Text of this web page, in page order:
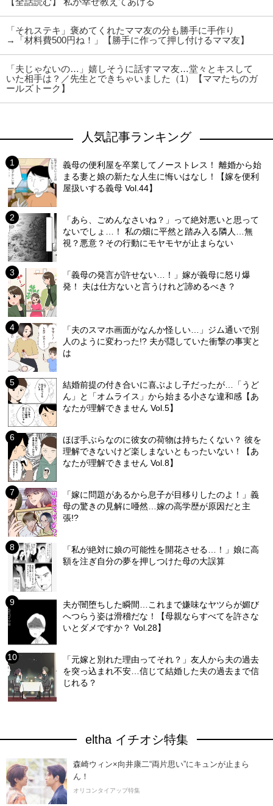
「それステキ」褒めてくれたママ友の分も勝手に手作り
→「材料費500円ね！」【勝手に作って押し付けるママ友】
「夫じゃないの…」嬉しそうに話すママ友…堂々とキスして
いた相手は？／先生とできちゃいました（1）【ママたちのガ
ールズトーク】
人気記事ランキング
義母の便利屋を卒業してノーストレス！ 離婚から始
まる妻と娘の新たな人生に悔いはなし！【嫁を便利
屋扱いする義母 Vol.44】
「あら、ごめんなさいね？」って絶対悪いと思って
ないでしょ…！ 私の畑に平然と踏み入る隣人…無
視？悪意？その行動にモヤモヤが止まらない
「義母の発言が許せない…！」嫁が義母に怒り爆
発！ 夫は仕方ないと言うけれど諦めるべき？
「夫のスマホ画面がなんか怪しい…」ジム通いで別
人のように変わった!? 夫が隠していた衝撃の事実と
は
結婚前提の付き合いに喜ぶよし子だったが…「うど
ん」と「オムライス」から始まる小さな違和感【あ
なたが理解できません Vol.5】
ほぼ手ぶらなのに彼女の荷物は持ちたくない？ 彼を
理解できないけど楽しまないともったいない！【あ
なたが理解できません Vol.8】
「嫁に問題があるから息子が目移りしたのよ！」義
母の驚きの見解に唖然…嫁の高学歴が原因だと主
張!?
「私が絶対に娘の可能性を開花させる…！」娘に高
額を注ぎ自分の夢を押しつけた母の大誤算
夫が闇堕ちした瞬間…これまで嫌味なヤツらが媚び
へつらう姿は滑稽だな！【母親ならすべてを許さな
いとダメですか？ Vol.28】
「元嫁と別れた理由ってそれ？」友人から夫の過去
を突っ込まれ不安…信じて結婚した夫の過去まで信
じれる？
eltha イチオシ特集
森崎ウィン×向井康二“両片思い”にキュンが止まら
ん！
オリコンタイアップ特集